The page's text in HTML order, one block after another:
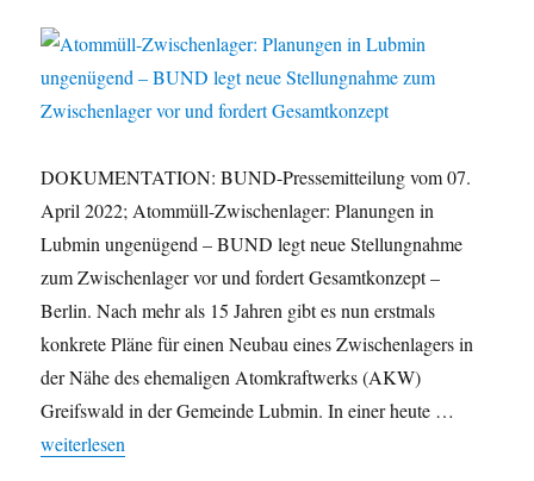
DOKUMENTATION: BUND-Pressemitteilung vom 07.
April 2022; Atommüll-Zwischenlager: Planungen in
Lubmin ungenügend – BUND legt neue Stellungnahme
zum Zwischenlager vor und fordert Gesamtkonzept –
Berlin. Nach mehr als 15 Jahren gibt es nun erstmals
konkrete Pläne für einen Neubau eines Zwischenlagers in
der Nähe des ehemaligen Atomkraftwerks (AKW)
Greifswald in der Gemeinde Lubmin. In einer heute …
„Atommüll-Zwischenlager: Planungen in Lubmin ungenügend
weiterlesen